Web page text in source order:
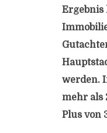
Ergebnis
werden.
mehr als
Plus von